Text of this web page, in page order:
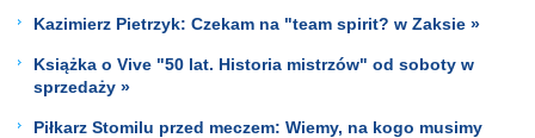
Kazimierz Pietrzyk: Czekam na "team spirit? w Zaksie »
Książka o Vive "50 lat. Historia mistrzów" od soboty w
sprzedaży »
Piłkarz Stomilu przed meczem: Wiemy, na kogo musimy